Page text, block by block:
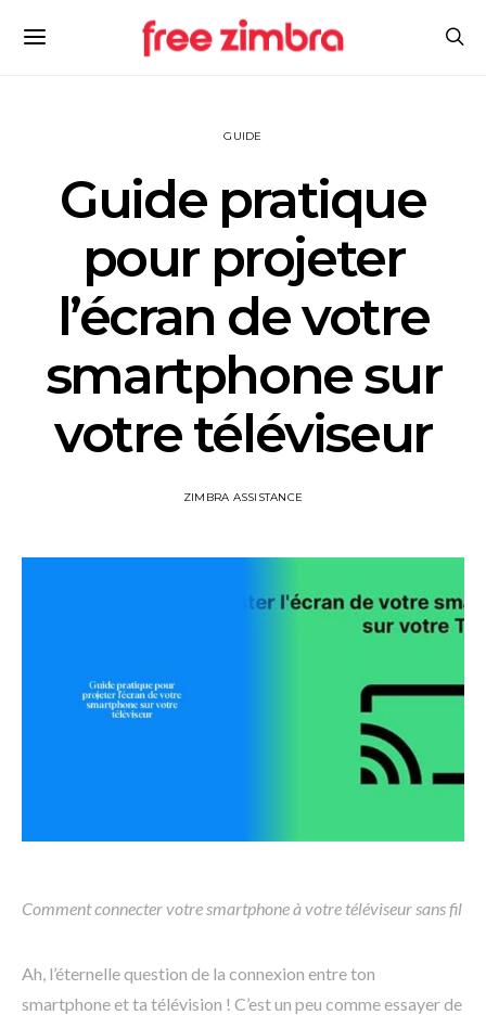
GUIDE
Guide pratique
pour projeter
l’écran de votre
smartphone sur
votre téléviseur
ZIMBRA ASSISTANCE
Comment connecter votre smartphone à votre téléviseur sans fil
Ah, l’éternelle question de la connexion entre ton
smartphone et ta télévision ! C’est un peu comme essayer de